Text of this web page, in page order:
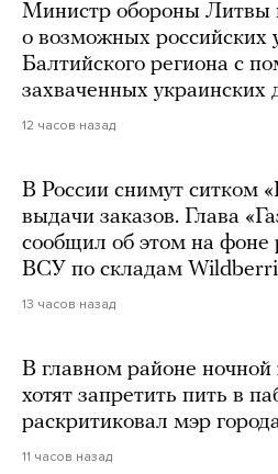
Министр обороны Литвы
о возможных российских
Балтийского региона с
захваченных украинских
12 часов назад
В России снимут ситком
выдачи заказов. Глава
сообщил об этом на фоне
ВСУ по складам
13 часов назад
В главном районе
хотят запретить пить в
раскритиковал мэр
11 часов назад